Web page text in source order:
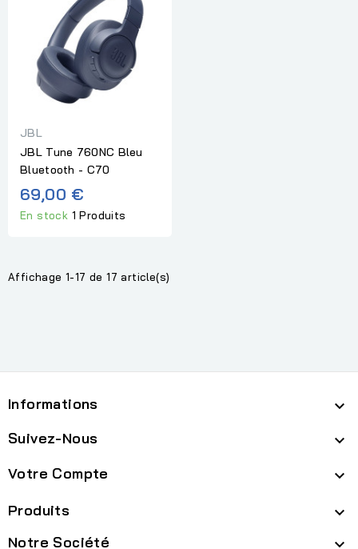
JBL
JBL Tune 760NC Bleu
Bluetooth - C70
69,00 €
En stock 1 Produits
Affichage 1-17 de 17 article(s)
Informations 
Suivez-Nous 
Votre Compte 
Produits 
Notre Société